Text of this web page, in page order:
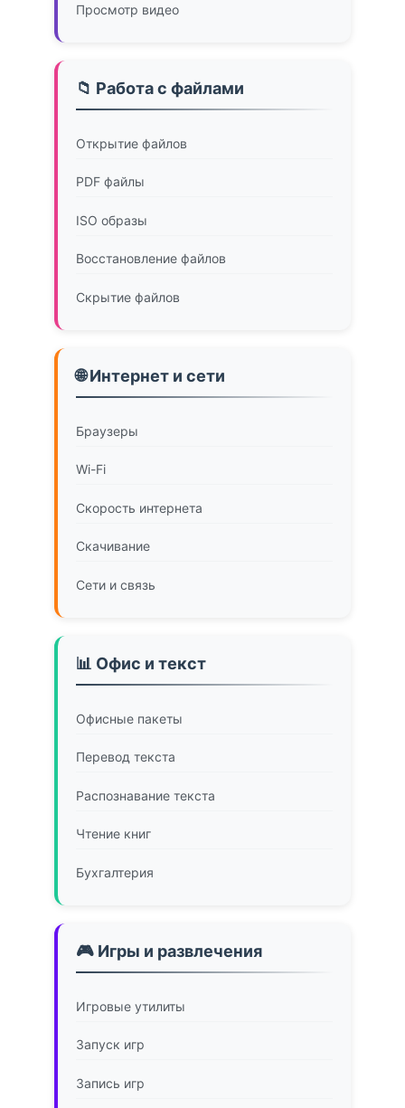
Просмотр видео
📁 Работа с файлами
Открытие файлов
PDF файлы
ISO образы
Восстановление файлов
Скрытие файлов
🌐 Интернет и сети
Браузеры
Wi-Fi
Скорость интернета
Скачивание
Сети и связь
📊 Офис и текст
Офисные пакеты
Перевод текста
Распознавание текста
Чтение книг
Бухгалтерия
🎮 Игры и развлечения
Игровые утилиты
Запуск игр
Запись игр